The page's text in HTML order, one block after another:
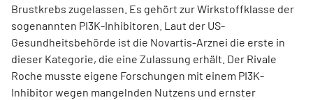
Brustkrebs zugelassen. Es gehört zur Wirkstoffklasse der
sogenannten PI3K-Inhibitoren. Laut der US-
Gesundheitsbehörde ist die Novartis-Arznei die erste in
dieser Kategorie, die eine Zulassung erhält. Der Rivale
Roche musste eigene Forschungen mit einem PI3K-
Inhibitor wegen mangelnden Nutzens und ernster